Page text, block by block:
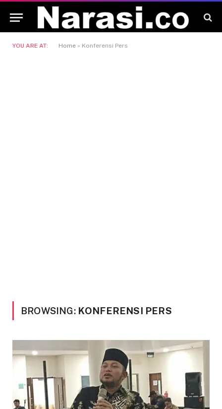
YOU ARE AT: Home » Konferensi Pers
BROWSING: KONFERENSI PERS